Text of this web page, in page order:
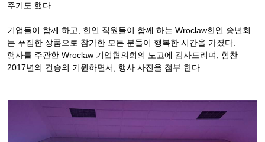
주기도 했다.
기업들이 함께 하고, 한인 직원들이 함께 하는 Wroclaw한인 송년회
는 푸짐한 상품으로 참가한 모든 분들이 행복한 시간을 가졌다.
행사를 주관한 Wroclaw 기업협의회의 노고에 감사드리며, 힘찬
2017년의 건승의 기원하면서, 행사 사진을 첨부 한다.